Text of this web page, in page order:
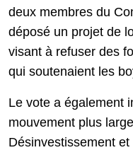
deux membres du
déposé un projet de
visant à refuser des
qui soutenaient les
Le vote a également
mouvement plus
Désinvestissement